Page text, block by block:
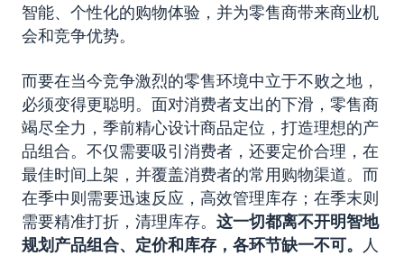
智能、个性化的购物体验，并为零售商带来商业机
会和竞争优势。
而要在当今竞争激烈的零售环境中立于不败之地，
必须变得更聪明。面对消费者支出的下滑，零售商
竭尽全力，季前精心设计商品定位，打造理想的产
品组合。不仅需要吸引消费者，还要定价合理，在
最佳时间上架，并覆盖消费者的常用购物渠道。而
在季中则需要迅速反应，高效管理库存；在季末则
需要精准打折，清理库存。 这一切都离不开明智地
规划产品组合、定价和库存，各环节缺一不可。 人